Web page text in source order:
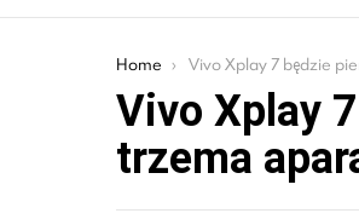
You are here:
Home Vivo Xplay 7 będzie pierwszym
Vivo Xplay
trzema